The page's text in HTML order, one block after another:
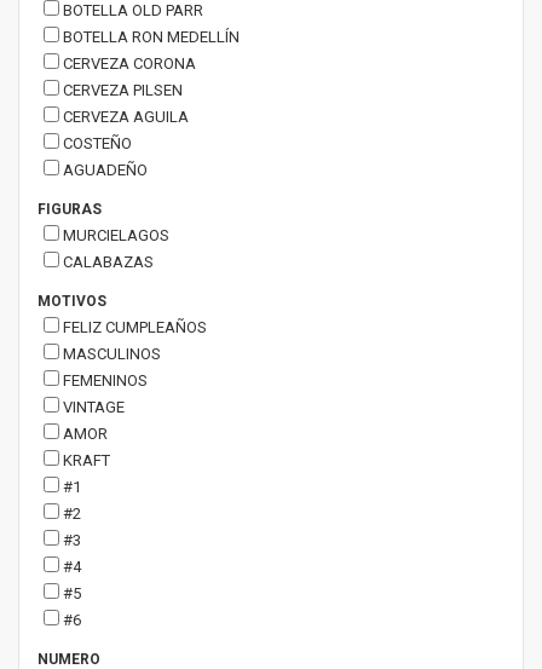
BOTELLA OLD PARR
BOTELLA RON MEDELLÍN
CERVEZA CORONA
CERVEZA PILSEN
CERVEZA AGUILA
COSTEÑO
AGUADEÑO
FIGURAS
MURCIELAGOS
CALABAZAS
MOTIVOS
FELIZ CUMPLEAÑOS
MASCULINOS
FEMENINOS
VINTAGE
AMOR
KRAFT
#1
#2
#3
#4
#5
#6
NUMERO